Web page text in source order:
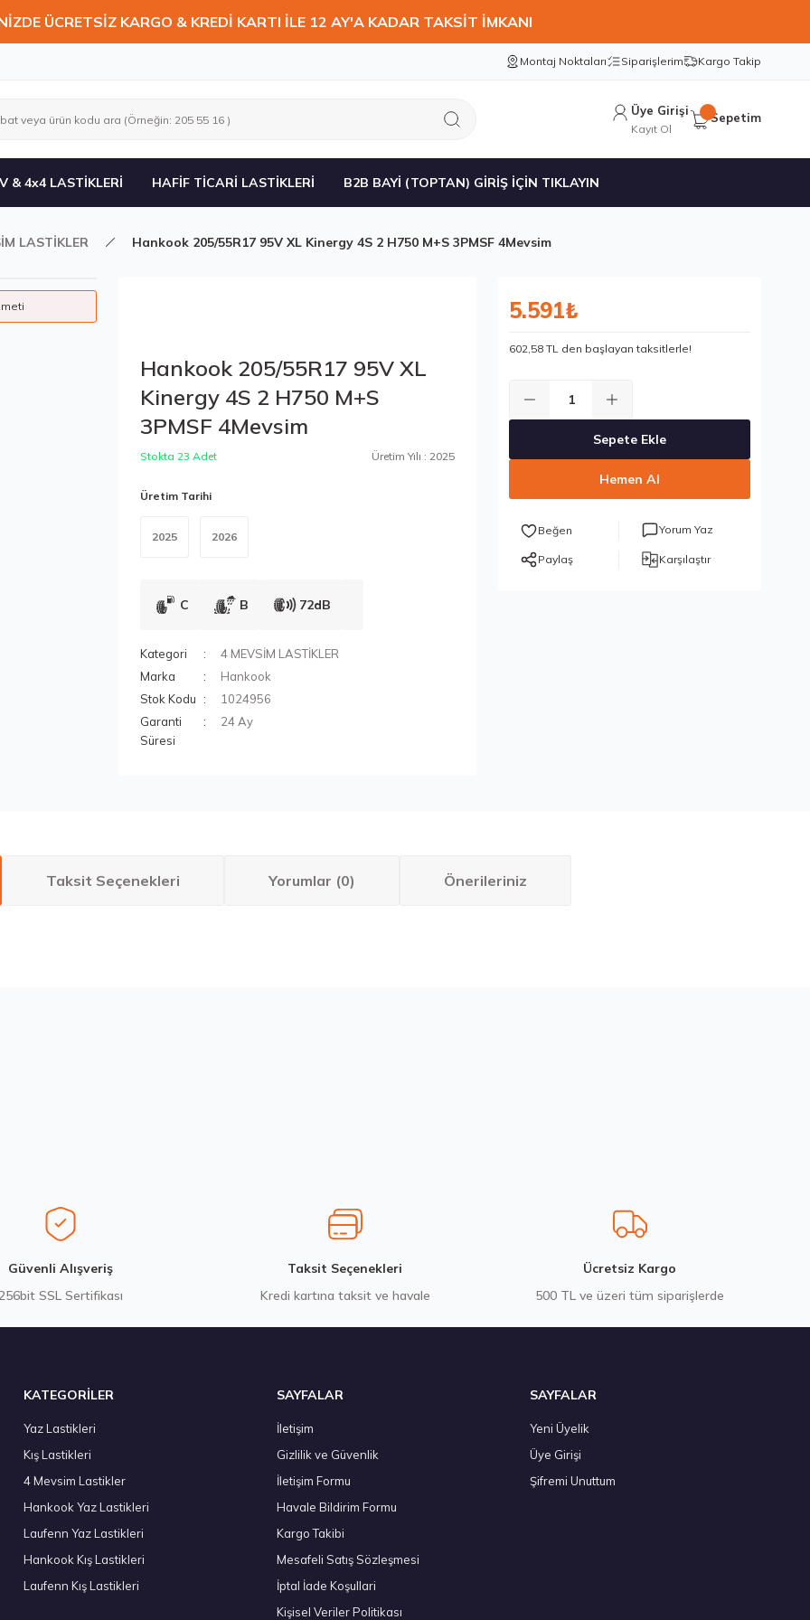
ÜCRETSİZ KARGO & KREDİ KARTI İLE 12 AY'A KADAR TAKSİT İMKANI
Montaj Noktaları Siparişlerim Kargo Takip
Üye Girişi
Kayıt Ol
Sepetim
& 4x4 LASTİKLERİ HAFİF TİCARİ LASTİKLERİ B2B BAYİ (TOPTAN) GİRİŞ İÇİN TIKLAYIN
LASTİKLER Hankook 205/55R17 95V XL Kinergy 4S 2 H750 M+S 3PMSF 4Mevsim
Hankook 205/55R17 95V XL
Kinergy 4S 2 H750 M+S
3PMSF 4Mevsim
Stokta 23 Adet Üretim Yılı : 2025
Üretim Tarihi
2025 2026
C B 72dB
Kategori
4 MEVSİM LASTİKLER
Marka
Hankook
Stok Kodu
1024956
Garanti
Süresi
24 Ay
5.591₺
602,58 TL den başlayan taksitlerle!
Sepete Ekle
Hemen Al
Yorum Yaz
Paylaş Karşılaştır
Taksit Seçenekleri Yorumlar (0) Önerileriniz
215/60R16 95H Eco Yaz 2026
₺
Goodyear 205/50R17 93V XL FP WINTERCOMMAND Kış 2026
6.600,00 ₺
205/45R17 88W XL Eco 2 Yaz 2026
₺
185/65R14 86H Eco Yaz 2026
2.337,50 ₺
Stokta 4 Adet
Güvenli Alışveriş
SSL Sertifikası
Taksit Seçenekleri
Kredi kartına taksit ve havale
Ücretsiz Kargo
500 TL ve üzeri tüm siparişlerde
KATEGORİLER
Yaz Lastikleri
Kış Lastikleri
4 Mevsim Lastikler
Hankook Yaz Lastikleri
Laufenn Yaz Lastikleri
Hankook Kış Lastikleri
Laufenn Kış Lastikleri
SAYFALAR
İletişim
Gizlilik ve Güvenlik
İletişim Formu
Havale Bildirim Formu
Kargo Takibi
Mesafeli Satış Sözleşmesi
İptal İade Koşullari
Kişisel Veriler Politikası
SAYFALAR
Yeni Üyelik
Üye Girişi
Şifremi Unuttum